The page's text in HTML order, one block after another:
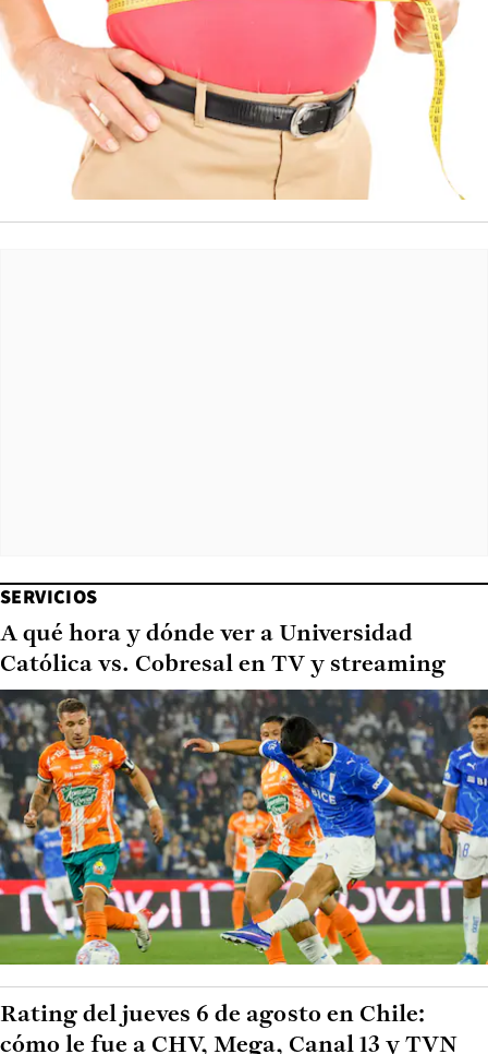
SERVICIOS
A qué hora y dónde ver a Universidad
Católica vs. Cobresal en TV y streaming
Rating del jueves 6 de agosto en Chile:
cómo le fue a CHV, Mega, Canal 13 y TVN